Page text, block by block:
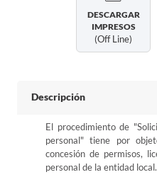
DESCARGAR
IMPRESOS
(off Line)
Descripción
El procedimiento de
personal" tiene por
concesión de permisos,
personal de la entidad local.